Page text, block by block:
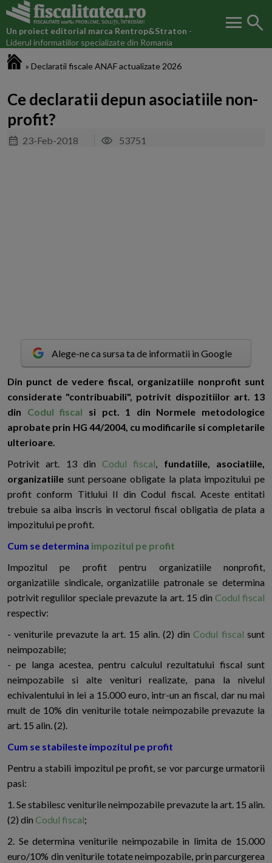
Un proiect editorial marca Rentrop&Straton -
Liderul informatiilor specializate din Romania
menu search
» Declaratii fiscale ANAF actualizate 2026
Ce declaratii depun asociatiile non-
profit?
23-Feb-2018 53751
Alege-ne ca sursa ta de informatii in Google
Din punct de vedere fiscal, organizatiile nonprofit sunt
considerate "contribuabili", potrivit dispozitiilor art. 13
din Codul fiscal si pct. 1 din Normele metodologice
aprobate prin HG 44/2004, cu modificarile si completarile
ulterioare.
Potrivit art. 13 din Codul fiscal, fundatiile, asociatiile,
organizatiile sunt persoane obligate la plata impozitului pe
profit conform Titlului II din Codul fiscal. Aceste entitati
trebuie sa aiba inscris in vectorul fiscal obligatia de plata a
impozitului pe profit.
Cum se determina impozitul pe profit
Impozitul pe profit pentru organizatiile nonprofit,
organizatiile sindicale, organizatiile patronale se determina
potrivit regulilor speciale prevazute la art. 15 din Codul fiscal
respectiv:
- veniturile prevazute la art. 15 alin. (2) din Codul fiscal sunt
neimpozabile;
- pe langa acestea, pentru calculul rezultatului fiscal sunt
neimpozabile si alte venituri realizate, pana la nivelul
echivalentului in lei a 15.000 euro, intr-un an fiscal, dar nu mai
mult de 10% din veniturile totale neimpozabile prevazute la
art. 15 alin. (2).
Cum se stabileste impozitul pe profit
Pentru a stabili impozitul pe profit, se vor parcurge urmatorii
pasi:
1. Se stabilesc veniturile neimpozabile prevazute la art. 15 alin.
(2) din Codul fiscal;
2. Se determina veniturile neimpozabile in limita de 15.000
euro/10% din veniturile totate neimpozabile, prin parcurgerea